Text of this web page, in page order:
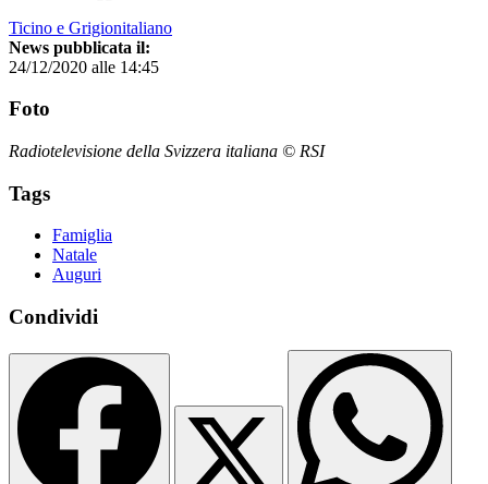
Ticino e Grigionitaliano
News pubblicata il:
24/12/2020 alle 14:45
Foto
Radiotelevisione della Svizzera italiana © RSI
Tags
Famiglia
Natale
Auguri
Condividi